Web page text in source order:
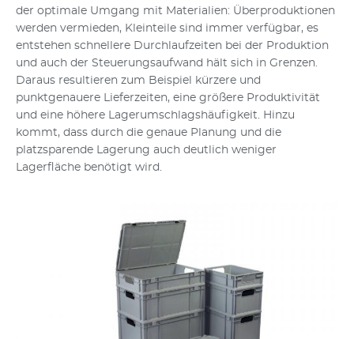
der optimale Umgang mit Materialien: Überproduktionen
werden vermieden, Kleinteile sind immer verfügbar, es
entstehen schnellere Durchlaufzeiten bei der Produktion
und auch der Steuerungsaufwand hält sich in Grenzen.
Daraus resultieren zum Beispiel kürzere und
punktgenauere Lieferzeiten, eine größere Produktivität
und eine höhere Lagerumschlagshäufigkeit. Hinzu
kommt, dass durch die genaue Planung und die
platzsparende Lagerung auch deutlich weniger
Lagerfläche benötigt wird.